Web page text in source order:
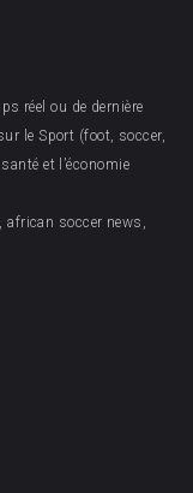
réel ou de dernière
le Sport (foot, soccer,
et l’économie
soccer news,